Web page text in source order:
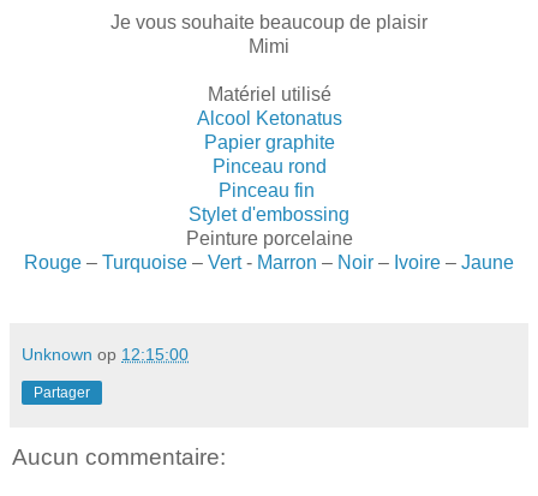
Je vous souhaite beaucoup de plaisir
Mimi
Matériel utilisé
Alcool Ketonatus
Papier graphite
Pinceau rond
Pinceau fin
Stylet d'embossing
Peinture porcelaine
Rouge – Turquoise – Vert- Marron – Noir – Ivoire – Jaune
Unknown op 12:15:00
Partager
Aucun commentaire: